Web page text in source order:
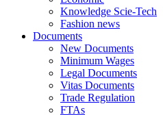
Knowledge Scie-Tech
Fashion news
Documents
New Documents
Minimum Wages
Legal Documents
Vitas Documents
Trade Regulation
FTAs